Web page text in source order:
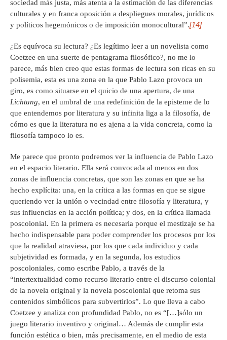
sociedad más justa, más atenta a la estimación de las diferencias
culturales y en franca oposición a despliegues morales, jurídicos
y políticos hegemónicos o de imposición monocultural”.[14]
¿Es equívoca su lectura? ¿Es legítimo leer a un novelista como
Coetzee en una suerte de pentagrama filosófico?, no me lo
parece, más bien creo que estas formas de lectura son ricas en su
polisemia, esta es una zona en la que Pablo Lazo provoca un
giro, es como situarse en el quicio de una apertura, de una
Lichtung, en el umbral de una redefinición de la episteme de lo
que entendemos por literatura y su infinita liga a la filosofía, de
cómo es que la literatura no es ajena a la vida concreta, como la
filosofía tampoco lo es.
Me parece que pronto podremos ver la influencia de Pablo Lazo
en el espacio literario. Ella será convocada al menos en dos
zonas de influencia concretas, que son las zonas en que se ha
hecho explícita: una, en la crítica a las formas en que se sigue
queriendo ver la unión o vecindad entre filosofía y literatura, y
sus influencias en la acción política; y dos, en la crítica llamada
poscolonial. En la primera es necesaria porque el mestizaje se ha
hecho indispensable para poder comprender los procesos por los
que la realidad atraviesa, por los que cada individuo y cada
subjetividad es formada, y en la segunda, los estudios
poscoloniales, como escribe Pablo, a través de la
“intertextualidad como recurso literario entre el discurso colonial
de la novela original y la novela poscolonial que retoma sus
contenidos simbólicos para subvertirlos”. Lo que lleva a cabo
Coetzee y analiza con profundidad Pablo, no es “[…]sólo un
juego literario inventivo y original… Además de cumplir esta
función estética o bien, más precisamente, en el medio de esta